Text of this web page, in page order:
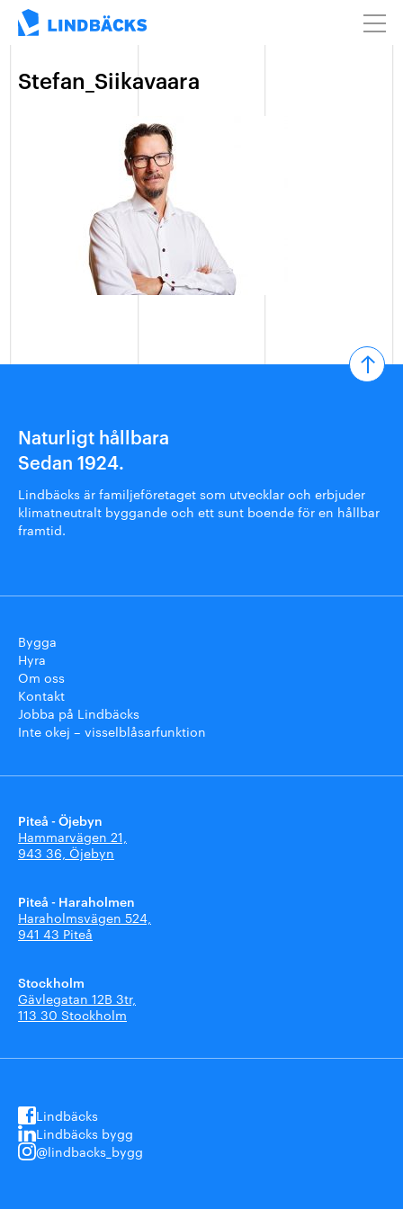
Stefan_Siikavaara
Naturligt hållbara
Sedan 1924.
Lindbäcks är familjeföretaget som utvecklar och erbjuder
klimatneutralt byggande och ett sunt boende för en hållbar
framtid.
Bygga
Hyra
Om oss
Kontakt
Jobba på Lindbäcks
Inte okej – visselblåsarfunktion
Piteå - Öjebyn
Hammarvägen 21,
943 36, Öjebyn
Piteå - Haraholmen
Haraholmsvägen 524,
941 43 Piteå
Stockholm
Gävlegatan 12B 3tr,
113 30 Stockholm
Lindbäcks
Lindbäcks bygg
@lindbacks_bygg